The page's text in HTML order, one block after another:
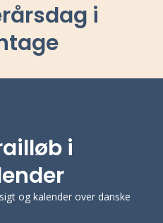
i
i
og kalender over danske